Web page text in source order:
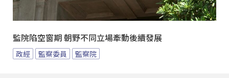
監院陷空窗期 朝野不同立場牽動後續發展
政經 監察委員 監察院